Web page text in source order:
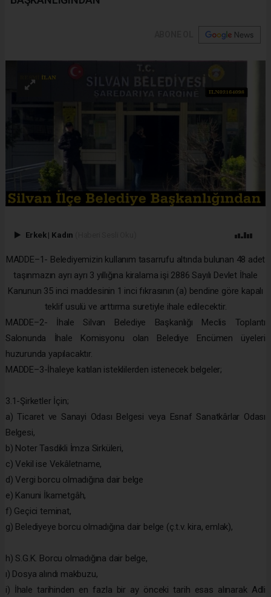
Erkek | Kadın
MADDE–1- Belediyemizin kullanım tasarrufu altında bulunan 48 adet
taşınmazın ayrı ayrı 3 yıllığına kiralama işi 2886 Sayılı Devlet İhale
Kanunun 35 inci maddesinin 1 inci fıkrasının (a) bendine göre kapalı
teklif usulü ve arttırma suretiyle ihale edilecektir.
MADDE–2- İhale Silvan Belediye Başkanlığı Meclis Toplantı
Salonunda İhale Komisyonu olan Belediye Encümen üyeleri
huzurunda yapılacaktır.
MADDE–3-İhaleye katılan isteklilerden istenecek belgeler;
3.1-Şirketler İçin;
a) Ticaret ve Sanayi Odası Belgesi veya Esnaf Sanatkârlar Odası
Belgesi,
b) Noter Tasdikli İmza Sirküleri,
c) Vekil ise Vekâletname,
d) Vergi borcu olmadığına dair belge
e) Kanuni İkametgâh,
f) Geçici teminat,
g) Belediyeye borcu olmadığına dair belge (ç.t.v. kira, emlak),
h) S.G.K. Borcu olmadığına dair belge,
ı) Dosya alındı makbuzu,
i) İhale tarihinden en fazla bir ay önceki tarih esas alınarak Adli